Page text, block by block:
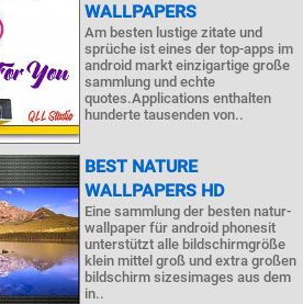
WALLPAPERS
Am besten lustige zitate und
sprüche ist eines der top-apps im
android markt einzigartige große
sammlung und echte
quotes.Applications enthalten
hunderte tausenden von..
BEST NATURE
WALLPAPERS HD
Eine sammlung der besten natur-
wallpaper für android phonesit
unterstützt alle bildschirmgröße
klein mittel groß und extra großen
bildschirm sizesimages aus dem
in..